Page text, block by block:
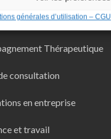
générales d’utilisation – CGU
Thérapeutique
consultation
en entreprise
et travail